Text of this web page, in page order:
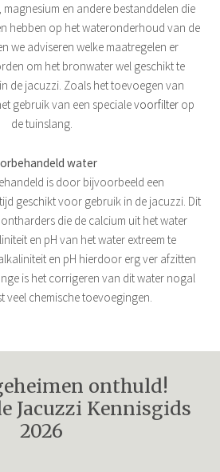
en andere bestanddelen die
hebben op het wateronderhoud van de
we adviseren welke maatregelen er
om het bronwater wel geschikt te
de jacuzzi. Zoals het toevoegen van
gebruik van een specialevoorfilter op
de tuinslang.
water
is door bijvoorbeeld een
geschikt voor gebruik in de jacuzzi. Dit
die de calcium uit het water
en pH van het water extreem te
en pH hierdoor erg ver afzitten
is het corrigeren van dit water nogal
veel chemische toevoegingen.
onthuld!
Jacuzzi Kennisgids
2026